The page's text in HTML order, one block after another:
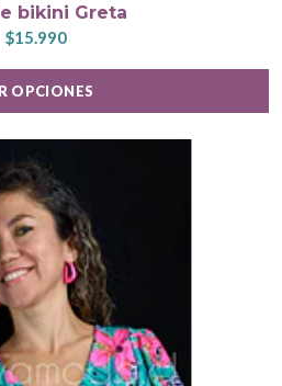
bikini Greta
$15.990
OPCIONES